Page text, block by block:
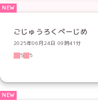
ごじゅうろくぺーじめ
2025年06月24日 09時41分
5
5